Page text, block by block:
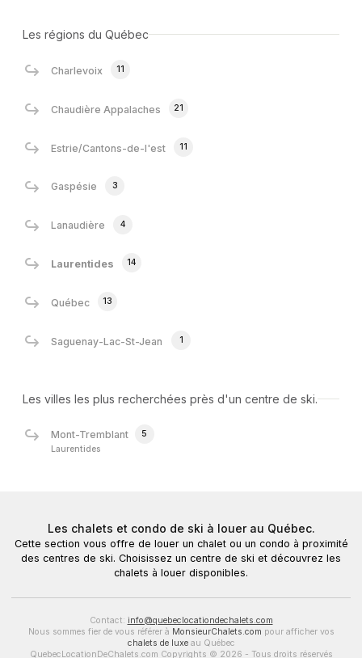
Les régions du Québec
Charlevoix 11
Chaudière Appalaches 21
Estrie/Cantons-de-l'est 11
Gaspésie 3
Lanaudière 4
Laurentides 14
Québec 13
Saguenay-Lac-St-Jean 1
Les villes les plus recherchées près d'un centre de ski.
Mont-Tremblant
5
Laurentides
Les chalets et condo de ski à louer au Québec.
Cette section vous offre de louer un chalet ou un condo à proximité
des centres de ski. Choisissez un centre de ski et découvrez les
chalets à louer disponibles.
Contact: info@quebeclocationdechalets.com
Nous sommes fier de vous référer à MonsieurChalets.com pour afficher vos
chalets de luxeau Québec
QuebecLocationDeChalets.com Copyrights © 2026 - Tous droits réservés